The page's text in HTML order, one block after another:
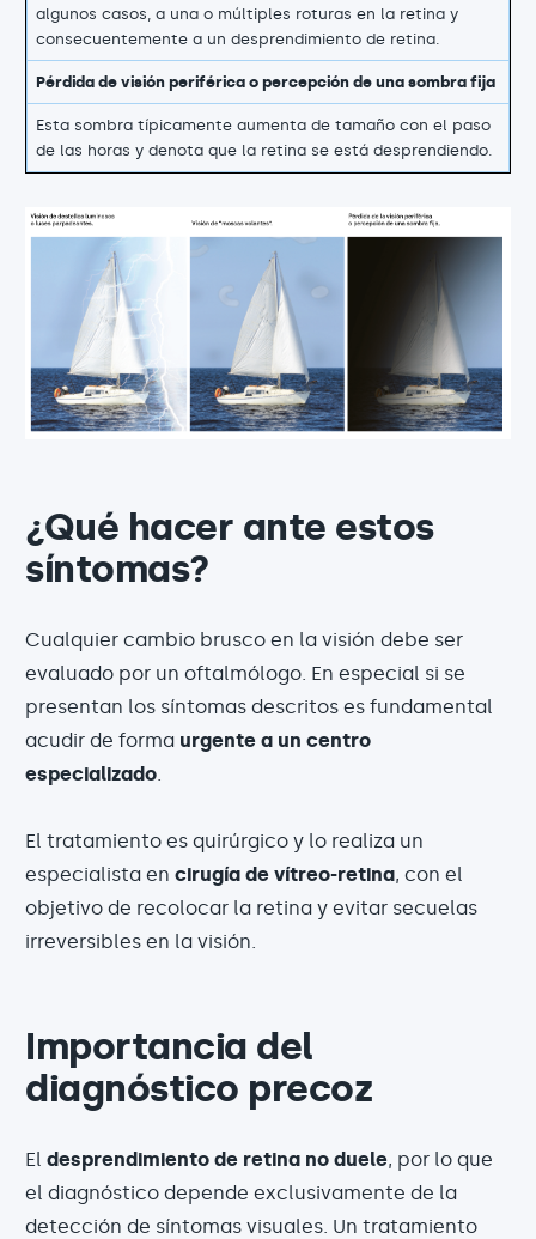
algunos casos, a una o múltiples roturas en la retina y
consecuentemente a un desprendimiento de retina.
Pérdida de visión periférica o percepción de una sombra fija
Esta sombra típicamente aumenta de tamaño con el paso
de las horas y denota que la retina se está desprendiendo.
¿Qué hacer ante estos
síntomas?
Cualquier cambio brusco en la visión debe ser
evaluado por un oftalmólogo. En especial si se
presentan los síntomas descritos es fundamental
acudir de forma urgente a un centro
especializado
El tratamiento es quirúrgico y lo realiza un
especialista en cirugía de vítreo-retina, con el
objetivo de recolocar la retina y evitar secuelas
irreversibles en la visión.
Importancia del
diagnóstico precoz
El desprendimiento de retina no duele, por lo que
el diagnóstico depende exclusivamente de la
detección de síntomas visuales. Un tratamiento